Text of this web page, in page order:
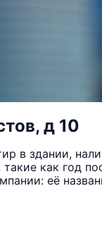
д 10
в здании,
как год
её